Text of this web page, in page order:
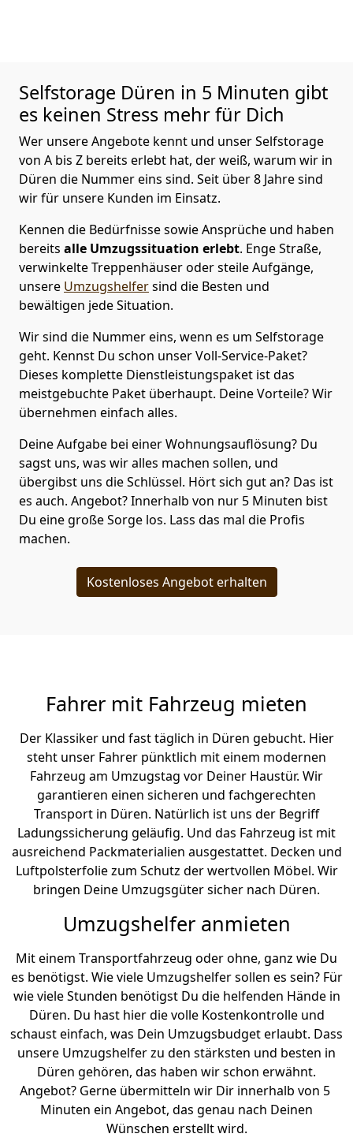
Selfstorage Düren in 5 Minuten gibt
es keinen Stress mehr für Dich
Wer unsere Angebote kennt und unser Selfstorage
von A bis Z bereits erlebt hat, der weiß, warum wir in
Düren die Nummer eins sind. Seit über 8 Jahre sind
wir für unsere Kunden im Einsatz.
Kennen die Bedürfnisse sowie Ansprüche und haben
bereits alle Umzugssituation erlebt. Enge Straße,
verwinkelte Treppenhäuser oder steile Aufgänge,
unsere Umzugshelfersind die Besten und
bewältigen jede Situation.
Wir sind die Nummer eins, wenn es um Selfstorage
geht. Kennst Du schon unser Voll-Service-Paket?
Dieses komplette Dienstleistungspaket ist das
meistgebuchte Paket überhaupt. Deine Vorteile? Wir
übernehmen einfach alles.
Deine Aufgabe bei einer Wohnungsauflösung? Du
sagst uns, was wir alles machen sollen, und
übergibst uns die Schlüssel. Hört sich gut an? Das ist
es auch. Angebot? Innerhalb von nur 5 Minuten bist
Du eine große Sorge los. Lass das mal die Profis
machen.
Kostenloses Angebot erhalten
Fahrer mit Fahrzeug mieten
Der Klassiker und fast täglich in Düren gebucht. Hier
steht unser Fahrer pünktlich mit einem modernen
Fahrzeug am Umzugstag vor Deiner Haustür. Wir
garantieren einen sicheren und fachgerechten
Transport in Düren. Natürlich ist uns der Begriff
Ladungssicherung geläufig. Und das Fahrzeug ist mit
ausreichend Packmaterialien ausgestattet. Decken und
Luftpolsterfolie zum Schutz der wertvollen Möbel. Wir
bringen Deine Umzugsgüter sicher nach Düren.
Umzugshelfer anmieten
Mit einem Transportfahrzeug oder ohne, ganz wie Du
es benötigst. Wie viele Umzugshelfer sollen es sein? Für
wie viele Stunden benötigst Du die helfenden Hände in
Düren. Du hast hier die volle Kostenkontrolle und
schaust einfach, was Dein Umzugsbudget erlaubt. Dass
unsere Umzugshelfer zu den stärksten und besten in
Düren gehören, das haben wir schon erwähnt.
Angebot? Gerne übermitteln wir Dir innerhalb von 5
Minuten ein Angebot, das genau nach Deinen
Wünschen erstellt wird.